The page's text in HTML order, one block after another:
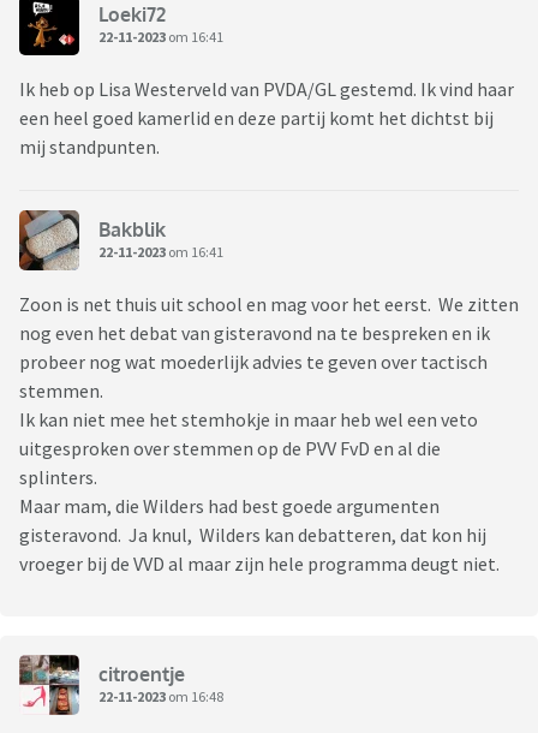
Loeki72
22-11-2023 om 16:41
Ik heb op Lisa Westerveld van PVDA/GL gestemd. Ik vind haar
een heel goed kamerlid en deze partij komt het dichtst bij
mij standpunten.
Bakblik
22-11-2023 om 16:41
Zoon is net thuis uit school en mag voor het eerst. We zitten
nog even het debat van gisteravond na te bespreken en ik
probeer nog wat moederlijk advies te geven over tactisch
stemmen.
Ik kan niet mee het stemhokje in maar heb wel een veto
uitgesproken over stemmen op de PVV FvD en al die
splinters.
Maar mam, die Wilders had best goede argumenten
gisteravond. Ja knul, Wilders kan debatteren, dat kon hij
vroeger bij de VVD al maar zijn hele programma deugt niet.
citroentje
22-11-2023 om 16:48